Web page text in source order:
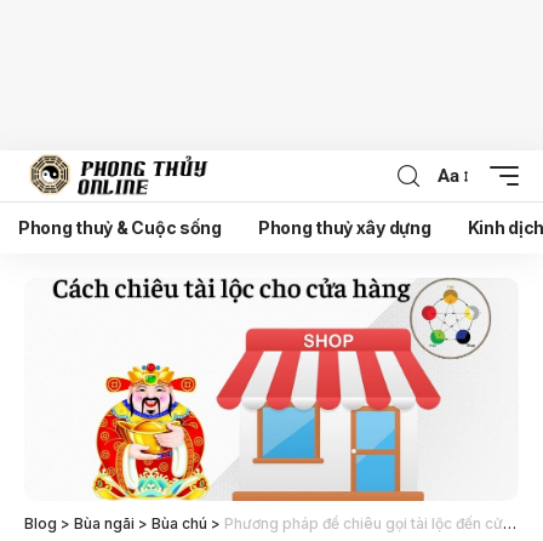
Aa
Phong thuỷ & Cuộc sống Phong thuỷ xây dựng Kinh
Blog > Bùa ngãi > Bùa chú > Phương pháp để chiêu gọi tài lộc đến cửa hàng buôn bán của mình